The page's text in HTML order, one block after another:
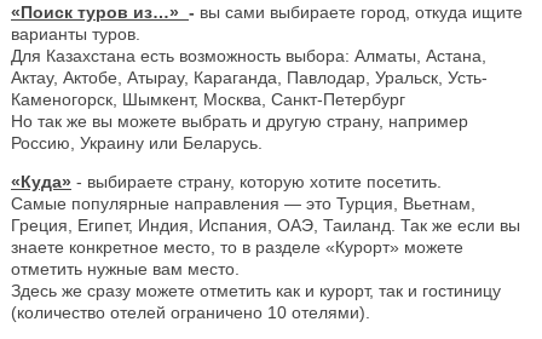
«Поиск туров из…» - вы сами выбираете город, откуда ищите
варианты туров.
Для Казахстана есть возможность выбора: Алматы, Астана,
Актау, Актобе, Атырау, Караганда, Павлодар, Уральск, Усть-
Каменогорск, Шымкент, Москва, Санкт-Петербург
Но так же вы можете выбрать и другую страну, например
Россию, Украину или Беларусь.
«Куда» - выбираете страну, которую хотите посетить.
Самые популярные направления — это Турция, Вьетнам,
Греция, Египет, Индия, Испания, ОАЭ, Таиланд. Так же если вы
знаете конкретное место, то в разделе «Курорт» можете
отметить нужные вам место.
Здесь же сразу можете отметить как и курорт, так и гостиницу
(количество отелей ограничено 10 отелями).